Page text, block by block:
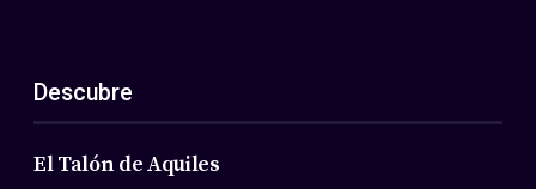
ES
EN
Acerca de nosotros
Miembros
Descubre
El Talón de Aquiles